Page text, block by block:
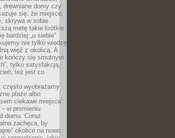
drewniane domy czy
się, że miejsce,
skrywa w sobie
metę takie krótkie
bardziej „u siebie”
nie tylko wiedzę
więź z okolicą. A
kończy się smutnym
tylko satysfakcją,
też jest co
często wyobrażamy
plaże albo
ciekawe miejsca
w promieniu
domu. Coraz
zachęca, by
okolice na nowo.